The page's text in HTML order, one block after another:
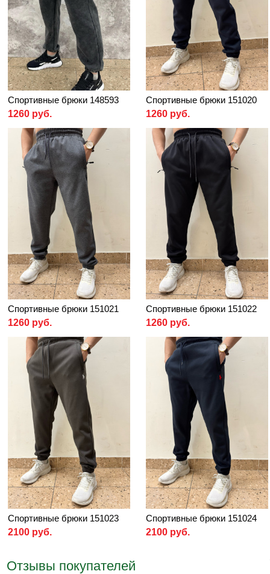
Спортивные брюки 148593
1260 руб.
Спортивные брюки 151020
1260 руб.
Спортивные брюки 151021
1260 руб.
Спортивные брюки 151022
1260 руб.
Спортивные брюки 151023
2100 руб.
Спортивные брюки 151024
2100 руб.
Отзывы покупателей